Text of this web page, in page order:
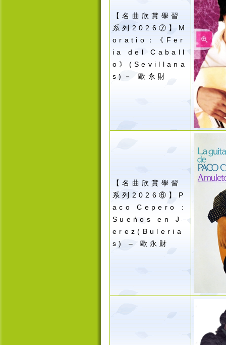
【名曲欣賞學習
系列2026⑦】M
oratio：《Fer
ia del Caball
o》(Sevillana
s)－ 歐永財
【名曲欣賞學習
系列2026⑥】P
aco Cepero :
Sueńos en J
erez(Buleria
s) – 歐永財